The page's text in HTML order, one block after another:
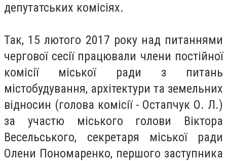
депутатських комісіях.
Так, 15 лютого 2017 року над питаннями
чергової сесії працювали члени постійної
комісії міської ради з питань
містобудування, архітектури та земельних
відносин (голова комісії - Остапчук О. Л.)
за участю міського голови Віктора
Весельського, секретаря міської ради
Олени Пономаренко, першого заступника